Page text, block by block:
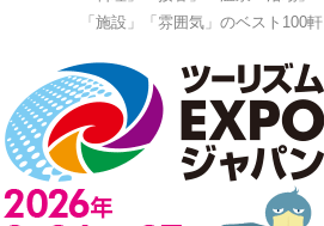
「施設」「雰囲気」のベスト100軒